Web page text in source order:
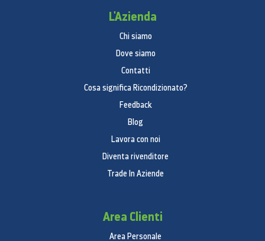
L'Azienda
Chi siamo
Dove siamo
Contatti
Cosa significa Ricondizionato?
Feedback
Blog
Lavora con noi
Diventa rivenditore
Trade In Aziende
Area Clienti
Area Personale